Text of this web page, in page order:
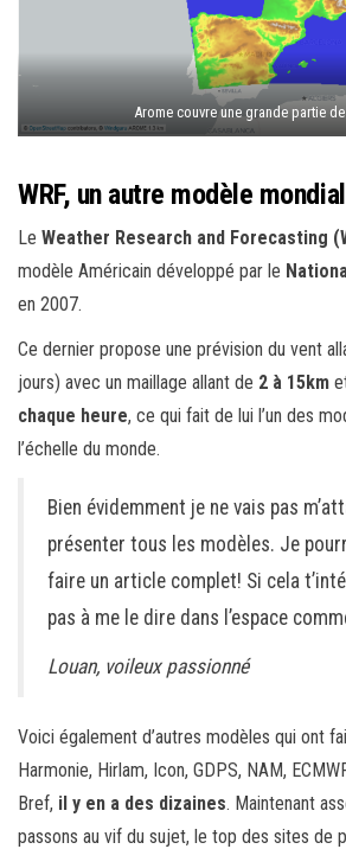
Arome couvre une grande partie de
WRF, un autre modèle
Le Weather Research and Forecasting
modèle Américain développé par le
en 2007.
Ce dernier propose une prévision du vent
jours) avec un maillage allant de 2 à 15km
chaque heure, ce qui fait de lui l’un des
l’échelle du monde.
Bien évidemment je ne vais pas
présenter tous les modèles. Je
faire un article complet! Si cela
pas à me le dire dans l’espace
Louan, voileux passionné
Voici également d’autres modèles qui ont
Harmonie, Hirlam, Icon, GDPS, NAM,
Bref, il y en a des dizaines. Maintenant
passons au vif du sujet, le top des sites de